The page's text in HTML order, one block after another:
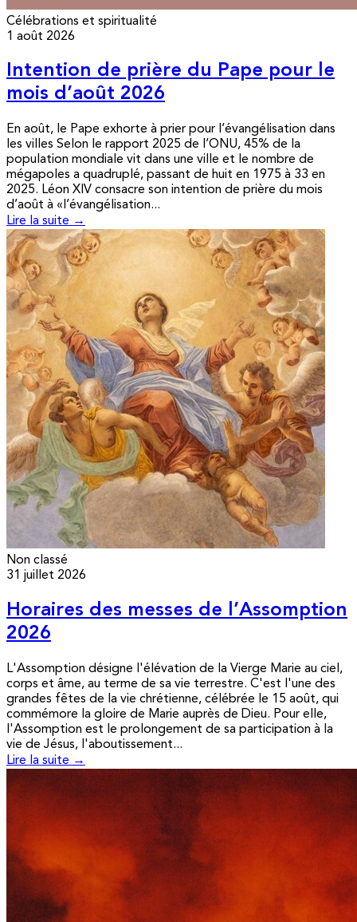
Célébrations et spiritualité
1 août 2026
Intention de prière du Pape pour le
mois d’août 2026
En août, le Pape exhorte à prier pour l’évangélisation dans
les villes Selon le rapport 2025 de l’ONU, 45% de la
population mondiale vit dans une ville et le nombre de
mégapoles a quadruplé, passant de huit en 1975 à 33 en
2025. Léon XIV consacre son intention de prière du mois
d’août à «l’évangélisation...
Lire la suite →
Non classé
31 juillet 2026
Horaires des messes de l’Assomption
2026
L'Assomption désigne l'élévation de la Vierge Marie au ciel,
corps et âme, au terme de sa vie terrestre. C'est l'une des
grandes fêtes de la vie chrétienne, célébrée le 15 août, qui
commémore la gloire de Marie auprès de Dieu. Pour elle,
l'Assomption est le prolongement de sa participation à la
vie de Jésus, l'aboutissement...
Lire la suite →